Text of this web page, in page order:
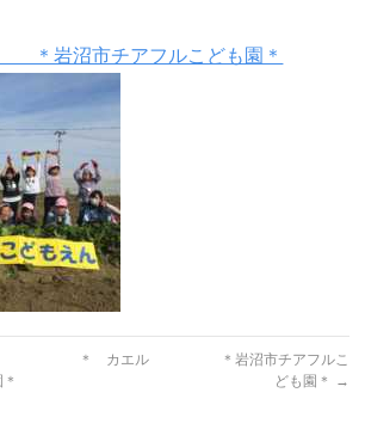
沼市チアフルこども園＊
い会 ＊
カエル ＊岩沼市チアフルこ
ども園＊
→